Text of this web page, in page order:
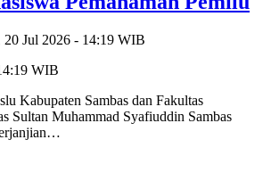
20 Jul 2026 - 14:19 WIB
WIB
Kabupaten Sambas dan Fakultas
Sultan Muhammad Syafiuddin Sambas